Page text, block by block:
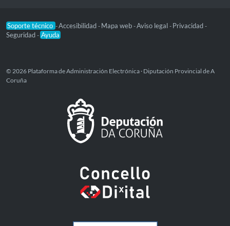
Soporte técnico -Accesibilidad - Mapa web -Aviso legal - Privacidad -
Seguridad - Ayuda
© 2026 Plataforma de Administración Electrónica · Diputación Provincial de A
Coruña